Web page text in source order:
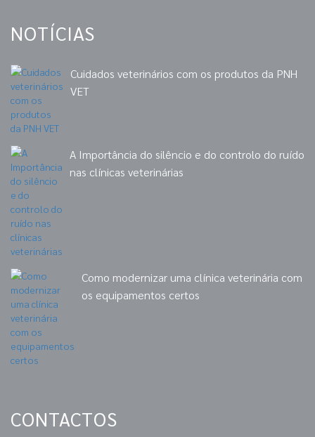
NOTÍCIAS
Cuidados veterinários com os produtos da PNH
VET
A Importância do silêncio e do controlo do ruído
nas clínicas veterinárias
Como modernizar uma clínica veterinária com
os equipamentos certos
CONTACTOS